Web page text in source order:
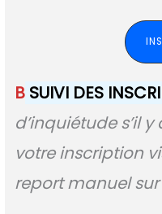
B SUIVI DES
d’inquiétude s’il
votre inscription
report manuel sur